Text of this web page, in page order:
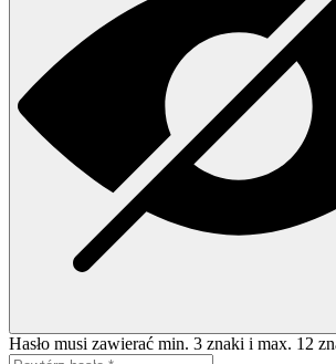
Hasło musi zawierać min. 3 znaki i max. 12